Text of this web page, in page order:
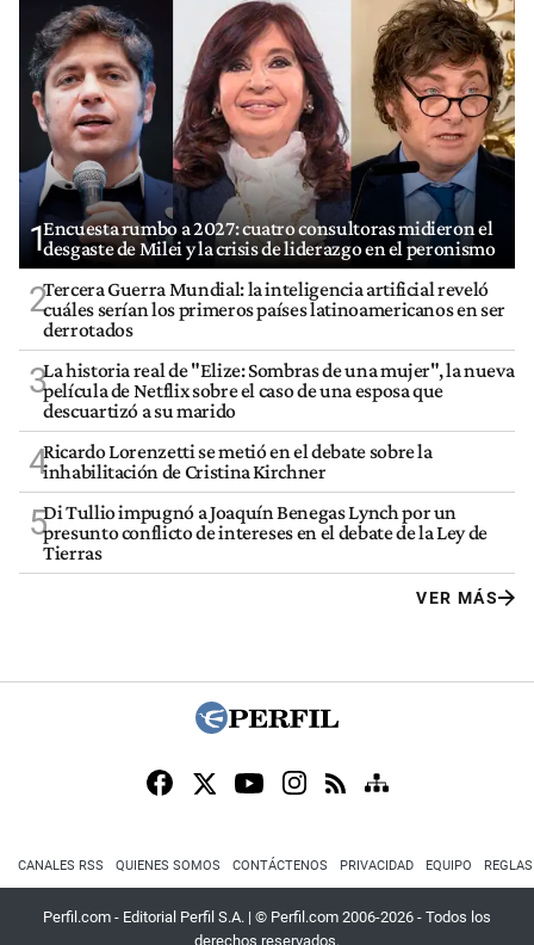
1Encuesta rumbo a 2027: cuatro consultoras midieron el
desgaste de Milei y la crisis de liderazgo en el peronismo
2Tercera Guerra Mundial: la inteligencia artificial reveló
cuáles serían los primeros países latinoamericanos en ser
derrotados
3La historia real de "Elize: Sombras de una mujer", la nueva
película de Netflix sobre el caso de una esposa que
descuartizó a su marido
4Ricardo Lorenzetti se metió en el debate sobre la
inhabilitación de Cristina Kirchner
5Di Tullio impugnó a Joaquín Benegas Lynch por un
presunto conflicto de intereses en el debate de la Ley de
Tierras
VER MÁS
CANALES RSS QUIENES SOMOS CONTÁCTENOS PRIVACIDAD EQUIPO
Perfil.com - Editorial Perfil S.A. | © Perfil.com 2006-2026 - Todos los
derechos reservados.